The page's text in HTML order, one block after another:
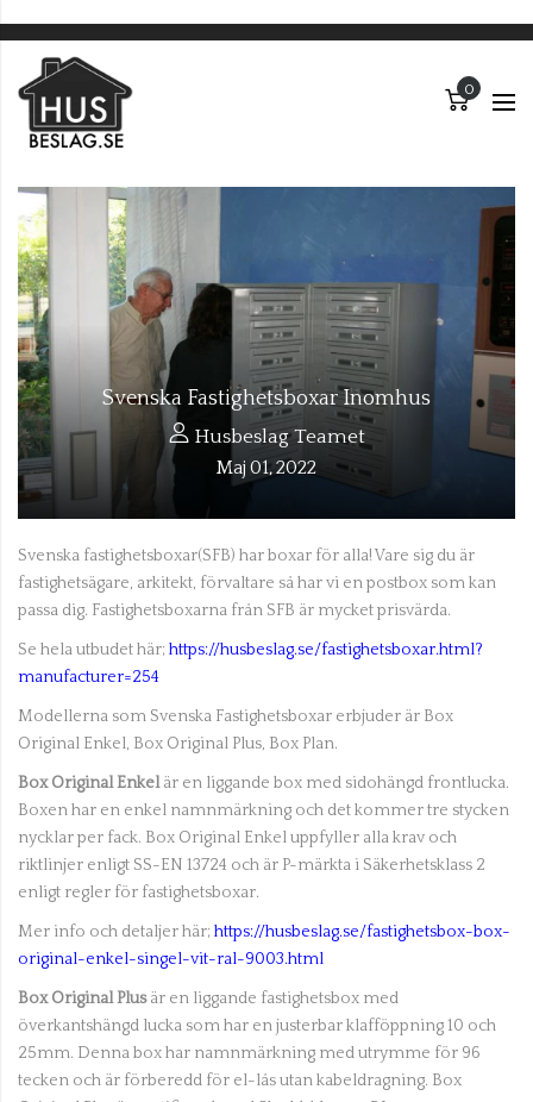
Svenska Fastighetsboxar Inomhus
Husbeslag Teamet
Maj 01, 2022
Svenska fastighetsboxar(SFB) har boxar för alla! Vare sig du är
fastighetsägare, arkitekt, förvaltare så har vi en postbox som kan
passa dig. Fastighetsboxarna från SFB är mycket prisvärda.
Se hela utbudet här; https://husbeslag.se/fastighetsboxar.html?
manufacturer=254
Modellerna som Svenska Fastighetsboxar erbjuder är Box
Original Enkel, Box Original Plus, Box Plan.
Box Original Enkelär en liggande box med sidohängd frontlucka.
Boxen har en enkel namnmärkning och det kommer tre stycken
nycklar per fack. Box Original Enkel uppfyller alla krav och
riktlinjer enligt SS-EN 13724 och är P-märkta i Säkerhetsklass 2
enligt regler för fastighetsboxar.
Mer info och detaljer här; https://husbeslag.se/fastighetsbox-box-
original-enkel-singel-vit-ral-9003.html
Box Original Plusär en liggande fastighetsbox med
överkantshängd lucka som har en justerbar klafföppning 10 och
25mm. Denna box har namnmärkning med utrymme för 96
tecken och är förberedd för el-lås utan kabeldragning. Box